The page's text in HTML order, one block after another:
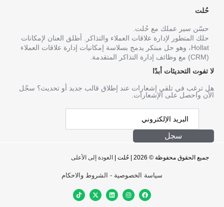
حُلت
حسّن سير عملك مع حُلت.
حلك المتطور لإدارة علاقات العملاء والتذاكر. أطلق العنان لإمكانات
Hollat، وهو حل مبتكر يدمج بسلاسة إمكانيات إدارة علاقات العملاء
(CRM) مع وظائف إدارة التذاكر المتقدمة.
هل ترغب في تلقي إشعارات عند إطلاق قالب جديد أو تحديث؟ سجّل
الآن واحصل على الإشعارات.
لا تفوت التحديثات أبدًا
سجل
جميع الحقوق محفوظة © 2026 | حُلت | العودة إلى الأعلى
سياسة الخصوصية - الشروط والاحكام